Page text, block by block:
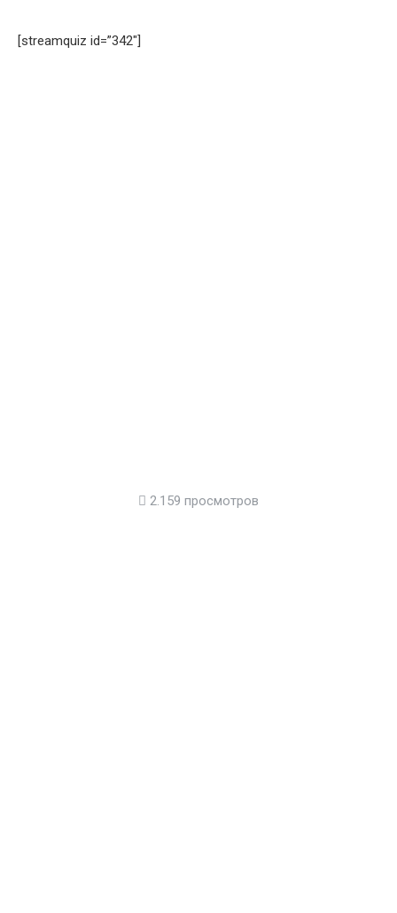
[streamquiz id=”342″]
2.159 просмотров